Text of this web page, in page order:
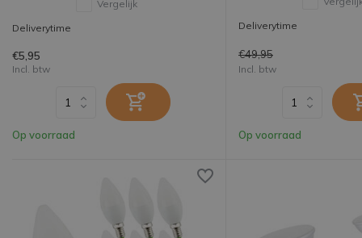
Vergelijk
Deliverytime
€5,95
Incl. btw
Op voorraad
Deliverytime
€49,95
Incl. btw
Op voorraad